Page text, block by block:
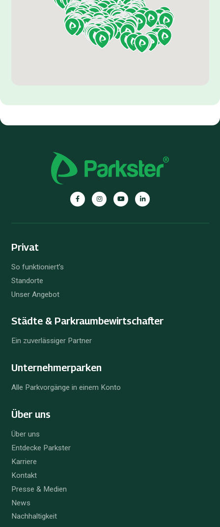
Privat
So funktioniert’s
Standorte
Unser Angebot
Städte & Parkraum­bewirtschafter
Ein zuverlässiger Partner
Unternehmer­parken
Alle Parkvorgänge in einem Konto
Über uns
Über uns
Entdecke Parkster
Karriere
Kontakt
Presse & Medien
News
Nachhaltigkeit